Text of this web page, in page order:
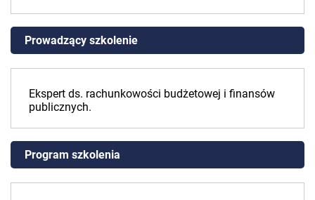
Prowadzący szkolenie
Ekspert ds. rachunkowości budżetowej i finansów
publicznych.
Program szkolenia